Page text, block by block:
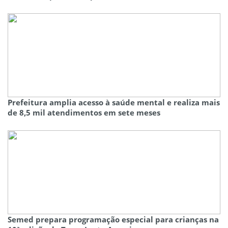
Prefeitura amplia acesso à saúde mental e realiza mais
de 8,5 mil atendimentos em sete meses
Semed prepara programação especial para crianças na